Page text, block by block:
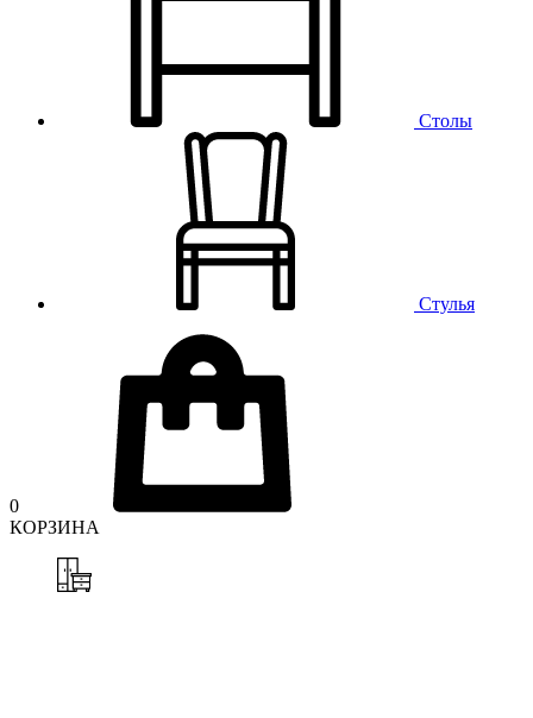
Столы
Стулья
0
КОРЗИНА